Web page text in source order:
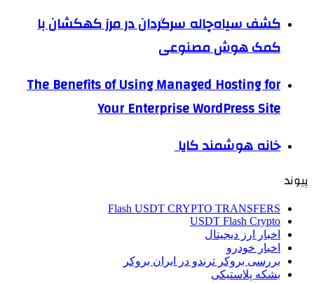
کشف سیاه‌چاله سرگردان در مرز کهکشان با
کمک هوش مصنوعی
The Benefits of Using Managed Hosting for
Your Enterprise WordPress Site
خانه هوشمند کایا
پیوند
Flash USDT CRYPTO TRANSFERS
USDT Flash Crypto
اخبار ارز دیجیتال
اخبار خودرو
بررسی بروکر ترندو در ایران بروکر
بشکه پلاستیکی